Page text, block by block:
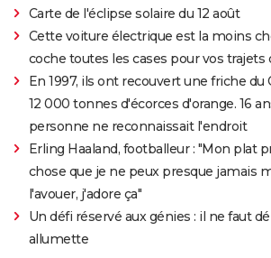
Carte de l'éclipse solaire du 12 août
Cette voiture électrique est la moins
coche toutes les cases pour vos trajets
En 1997, ils ont recouvert une friche du
12 000 tonnes d'écorces d'orange. 16
personne ne reconnaissait l'endroit
Erling Haaland, footballeur : "Mon plat
chose que je ne peux presque jamais
l'avouer, j'adore ça"
Un défi réservé aux génies : il ne faut
allumette